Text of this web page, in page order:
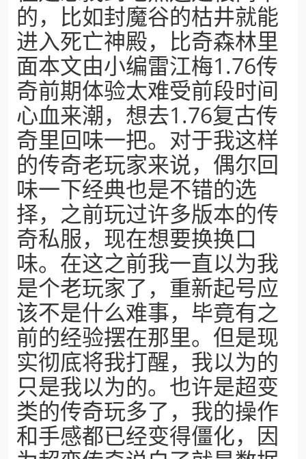
的，比如封魔谷的枯井就能
进入死亡神殿，比奇森林里
面本文由小编雷江梅1.76传
奇前期体验太难受前段时间
心血来潮，想去1.76复古传
奇里回味一把。对于我这样
的传奇老玩家来说，偶尔回
味一下经典也是不错的选
择，之前玩过许多版本的传
奇私服，现在想要换换口
味。在这之前我一直以为我
是个老玩家了，重新起号应
该不是什么难事，毕竟有之
前的经验摆在那里。但是现
实彻底将我打醒，我以为的
只是我以为的。也许是超变
类的传奇玩多了，我的操作
和手感都已经变得僵化，因